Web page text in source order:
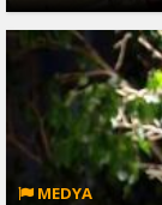
MEDYA